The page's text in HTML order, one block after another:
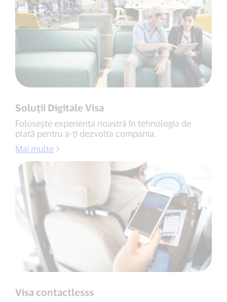
Soluții Digitale Visa
Folosește experiența noastră în tehnologia de
plată pentru a-ți dezvolta compania.
Mai multe
Visa contactlesss